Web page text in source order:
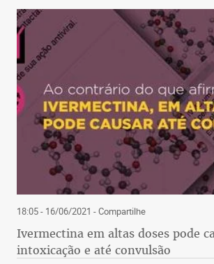
18:05 - 16/06/2021 - Compartilhe
Ivermectina em altas doses pode
intoxicação e até convulsão